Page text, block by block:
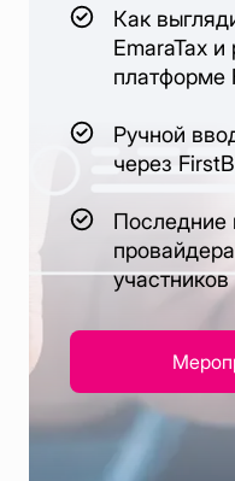
Как
EmaraTax
платформе
Ручной
через
Последние
участников